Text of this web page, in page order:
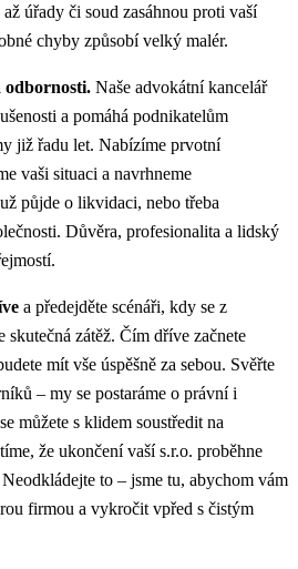
úřady či soud zasáhnou proti vaší
chyby způsobí velký malér.
odbornosti. Naše advokátní kancelář
a pomáhá podnikatelům
již řadu let. Nabízíme prvotní
vaši situaci a navrhneme
půjde o likvidaci, nebo třeba
Důvěra, profesionalita a lidský
a předejděte scénáři, kdy se z
skutečná zátěž. Čím dříve začnete
mít vše úspěšně za sebou. Svěřte
– my se postaráme o právní i
můžete s klidem soustředit na
že ukončení vaší s.r.o. proběhne
Neodkládejte to – jsme tu, abychom vám
firmou a vykročit vpřed s čistým